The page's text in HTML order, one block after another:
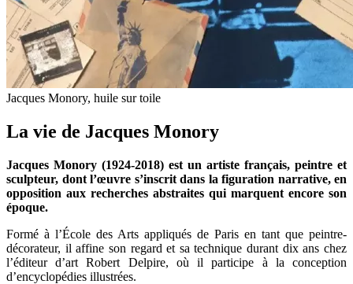
Jacques Monory, huile sur toile
La vie de Jacques Monory
Jacques Monory (1924-2018) est un artiste français, peintre et
sculpteur, dont l’œuvre s’inscrit dans la figuration narrative, en
opposition aux recherches abstraites qui marquent encore son
époque.
Formé à l’École des Arts appliqués de Paris en tant que peintre-
décorateur, il affine son regard et sa technique durant dix ans chez
l’éditeur d’art Robert Delpire, où il participe à la conception
d’encyclopédies illustrées.